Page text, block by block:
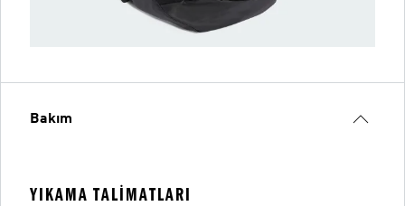
Bakım
YIKAMA TALIMATLARI